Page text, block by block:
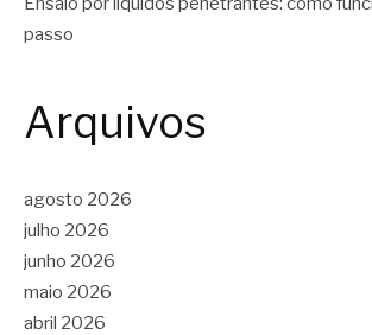
passo
Arquivos
agosto 2026
julho 2026
junho 2026
maio 2026
abril 2026